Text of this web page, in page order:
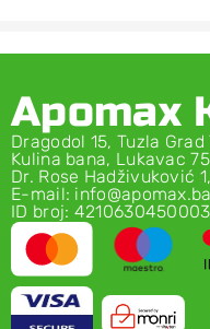
Apomax
Dragodol 15, Tuzla
Kulina bana, Lukavac
Dr. Rose Hadživuković
E-mail: info@apomax.ba
ID broj: 4210630450003